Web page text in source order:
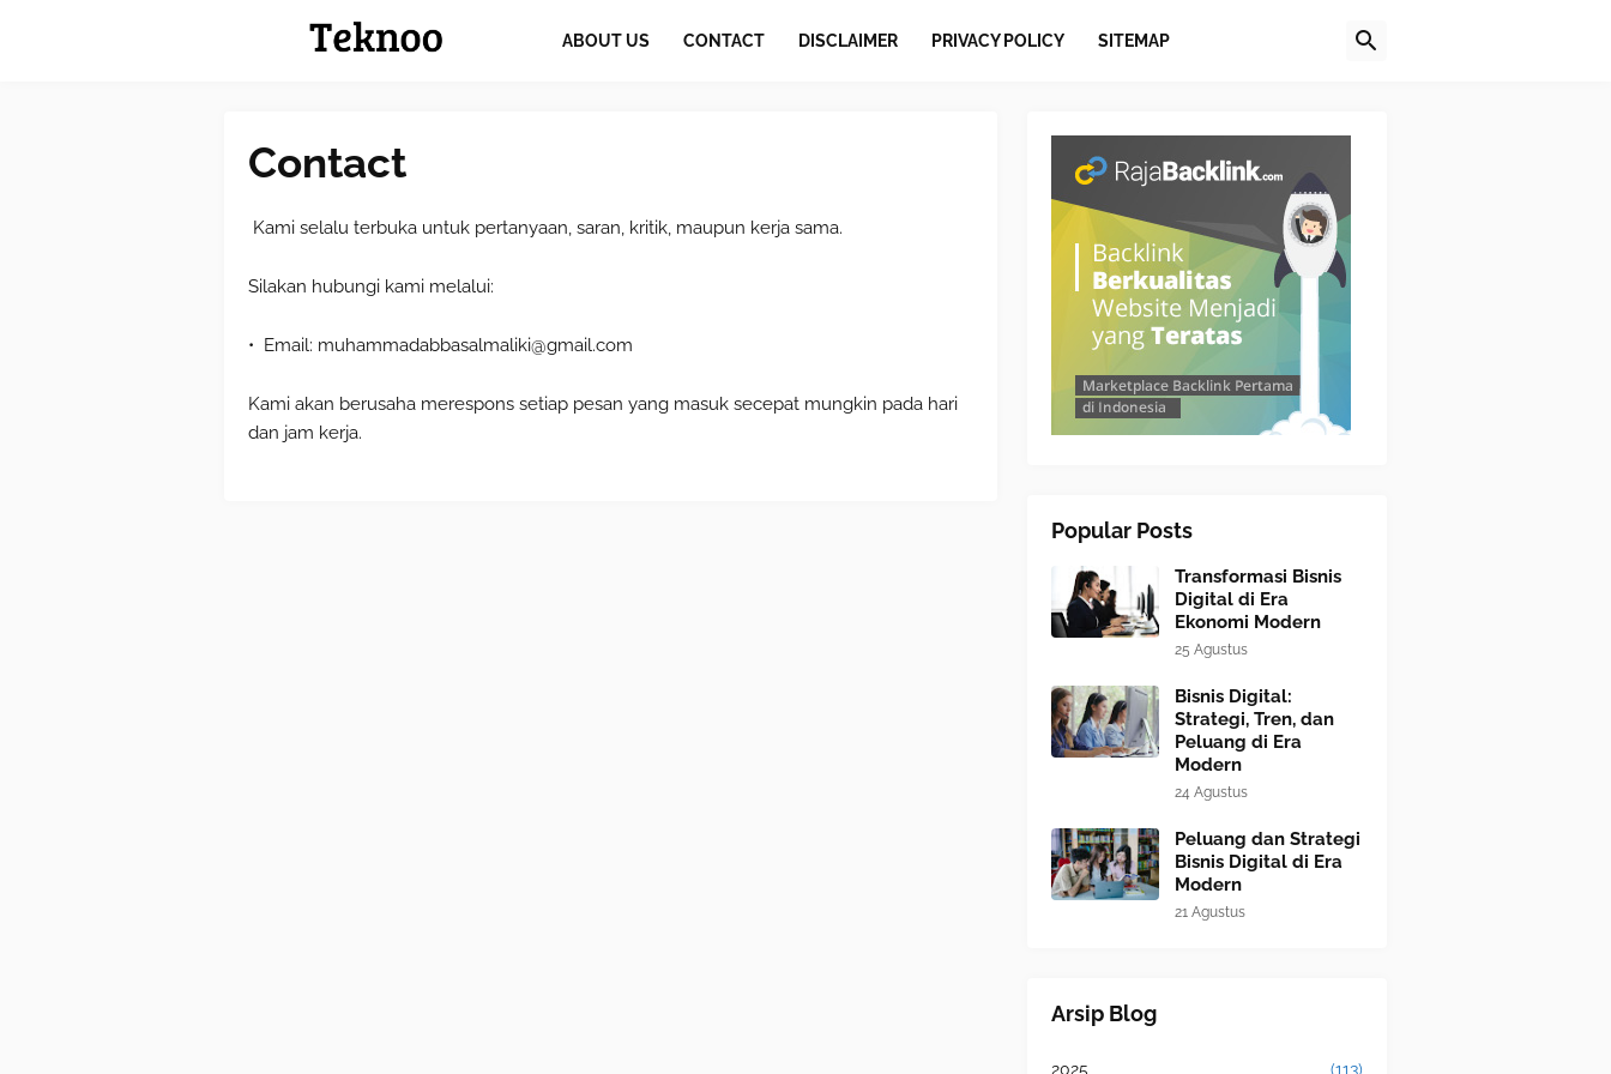
ABOUT US CONTACT DISCLAIMER PRIVACY POLICY SITEMAP
Contact
Kami selalu terbuka untuk pertanyaan, saran, kritik, maupun kerja sama.
Silakan hubungi kami melalui:
• Email: muhammadabbasalmaliki@gmail.com
Kami akan berusaha merespons setiap pesan yang masuk secepat mungkin pada hari
dan jam kerja.
Popular Posts
Transformasi Bisnis
Digital di Era
Ekonomi Modern
25 Agustus
Bisnis Digital:
Strategi, Tren, dan
Peluang di Era
Modern
24 Agustus
Peluang dan Strategi
Bisnis Digital di Era
Modern
21 Agustus
Arsip Blog
2025 (113)